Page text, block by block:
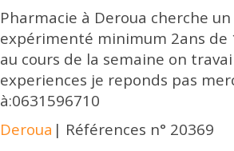
Pharmacie à Deroua cherche
expérimenté minimum 2ans
au cours de la semaine on
experiences je reponds pas
à:0631596710
Deroua | Références n° 20369